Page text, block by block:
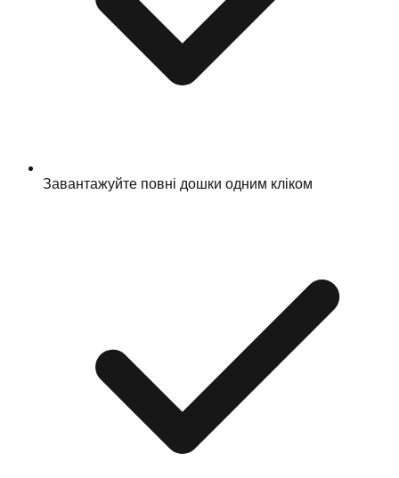
Завантажуйте повні дошки одним кліком